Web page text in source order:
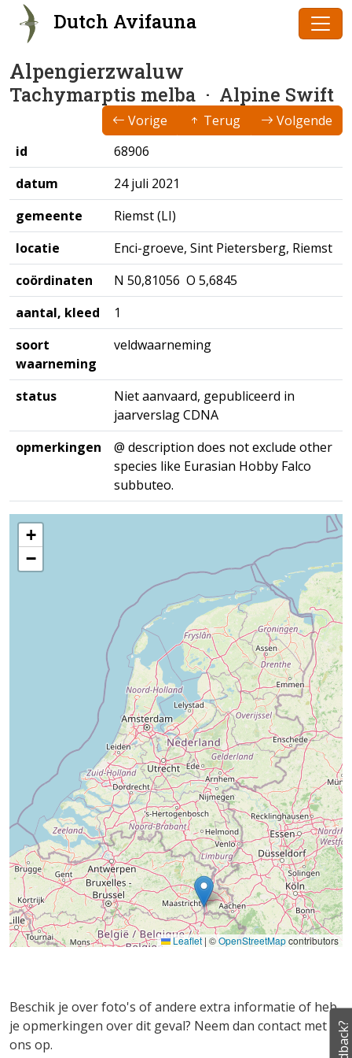
Dutch Avifauna
Alpengierzwaluw
Tachymarptis melba · Alpine Swift
Vorige Terug
Volgende
id
68906
datum
24 juli 2021
gemeente
Riemst (LI)
locatie
Enci-groeve, Sint Pietersberg, Riemst
coördinaten
N 50,81056 O 5,6845
aantal, kleed
1
soort
waarneming
veldwaarneming
status
Niet aanvaard, gepubliceerd in
jaarverslag CDNA
opmerkingen
@ description does not exclude other
species like Eurasian Hobby Falco
subbuteo.
+
−
Leaflet| ©OpenStreetMapcontributors
Beschik je over foto's of andere extra informatie of heb
je opmerkingen over dit geval? Neem dan contact met
ons op.